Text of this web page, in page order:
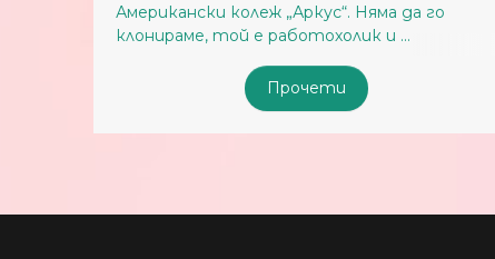
колеж „Аркус“. Няма да го
той е работохолик и ...
колко добре
медиатор,